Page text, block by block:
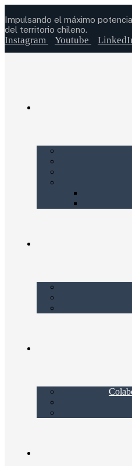
Impulsando el máximo
del territorio chileno.
Instagram Youtube